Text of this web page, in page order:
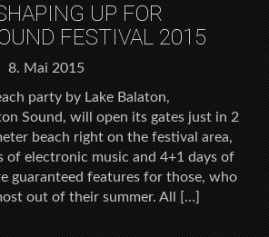
UP FOR
FESTIVAL 2015
8. Mai 2015
party by Lake Balaton,
Sound, will open its gates just in 2
beach right on the festival area,
of electronic music and 4+1 days of
guaranteed features for those, who
out of their summer. All […]